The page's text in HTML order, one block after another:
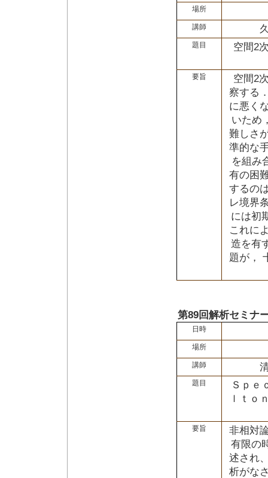
場所
講師
題目 空間2
要旨
空間2
察する
に悪く
いため
難しさ
準的な
を組み
有の困
するの
レ境界
には初
これに
造を有
題が，
第89回解析セミナ
日時
場所
講師
題目
Ｓｐ
ｌｔ
要旨
非相対
有限の
述され
析がな